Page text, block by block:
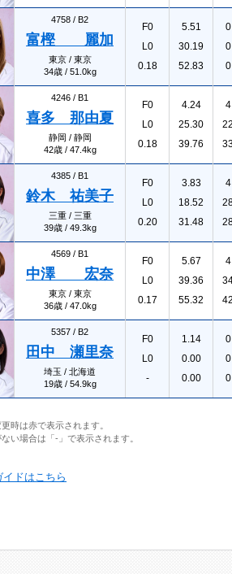
4758 / B2
富樫 麗加
東京 / 東京
34歳 / 51.0kg
F0
L0
0.18
5.51
30.19
52.83
4246 / B1
喜多 那由夏
静岡 / 静岡
42歳 / 47.4kg
F0
L0
0.18
4.24
25.30
39.76
4385 / B1
鈴木 祐美子
三重 / 三重
39歳 / 49.3kg
F0
L0
0.20
3.83
18.52
31.48
4569 / B1
中澤 宏奈
東京 / 東京
36歳 / 47.0kg
F0
L0
0.17
5.67
39.36
55.32
5357 / B2
田中 瀬里奈
埼玉 / 北海道
19歳 / 54.9kg
F0
L0
-
1.14
0.00
0.00
時は赤で表示されます。
い場合は「-」で表示されます。
ドはこちら